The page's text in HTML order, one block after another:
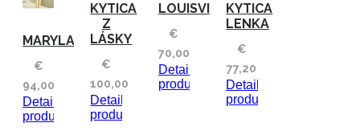
MARYLAND
€
94,00
Detaily
produktu
KYTICA
Z
LÁSKY
€
100,00
Detaily
produktu
LOUISVILLE
€
70,00
Detaily
produktu
KYTICA
LENKA
€
77,20
Detaily
produktu